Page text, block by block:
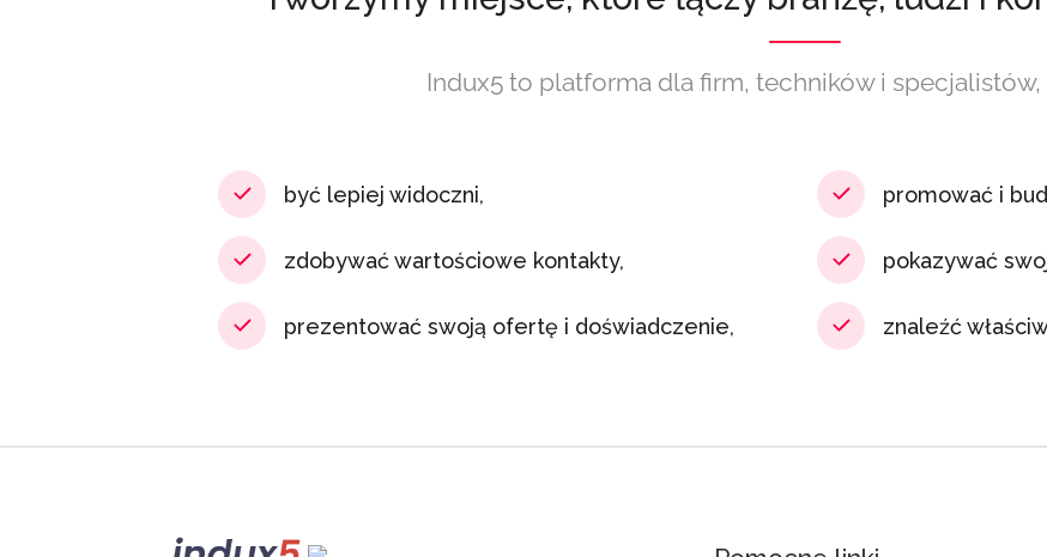
Indux5 to platforma dla firm, techników i specjalistów,
być lepiej widoczni,
zdobywać wartościowe kontakty,
prezentować swoją ofertę i doświadczenie,
promować i
pokazywać
znaleźć